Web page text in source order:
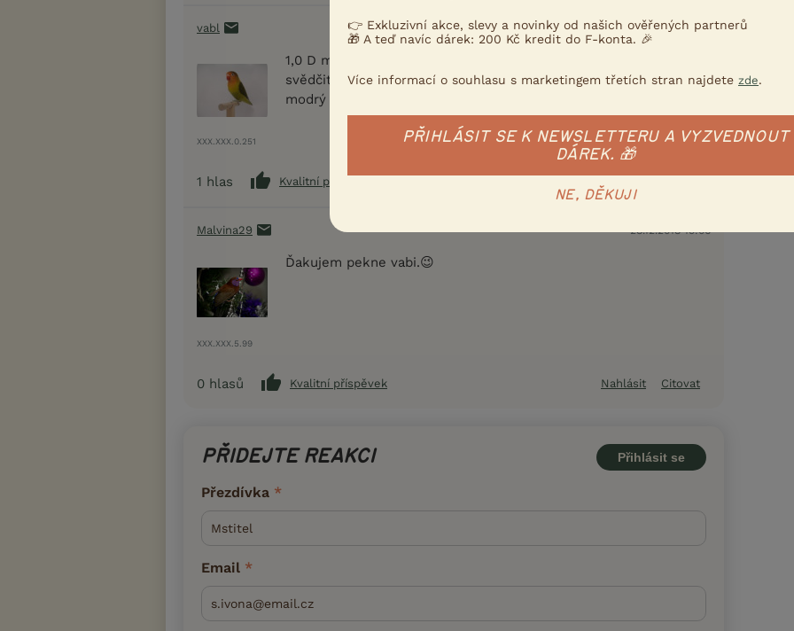
vabl 28.12.2018 18:48
XXX.XXX.0.251
1,0 D modrý (tmavomodrý) rovný - bílá skvrna v zátylku může
svědčit o štěpitelnosti do recesívních strak, další 1,0 rovněž D
modrý perlový a poslední 1,0 opět D modrý žlutolící.
1 hlas Kvalitní příspěvek
Malvina29 28.12.2018 19:06
XXX.XXX.5.99
Ďakujem pekne vabi.😉
0 hlasů Kvalitní příspěvek Nahlásit Citovat
PŘIDEJTE REAKCI Přihlásit se
Přezdívka
Email
👉 Exkluzivní akce, slevy a novinky od našich ověřených partnerů
🎁 A teď navíc dárek: 200 Kč kredit do F-konta. 🎉
Více informací o souhlasu s marketingem třetích stran najdete zde.
PŘIHLÁSIT SE K NEWSLETTERU A VYZVEDNOUT
DÁREK. 🎁
NE, DĚKUJI